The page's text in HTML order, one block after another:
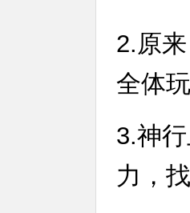
2.原
全体
3.神
力，